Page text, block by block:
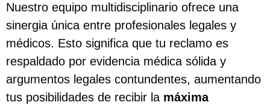
Nuestro equipo multidisciplinario ofrece una
sinergia única entre profesionales legales y
médicos. Esto significa que tu reclamo es
respaldado por evidencia médica sólida y
argumentos legales contundentes, aumentando
tus posibilidades de recibir la máxima